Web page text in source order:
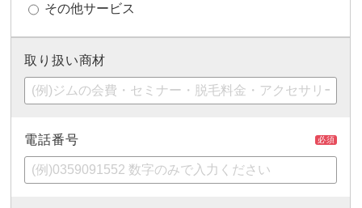
その他サービス
取り扱い商材
電話番号 必須